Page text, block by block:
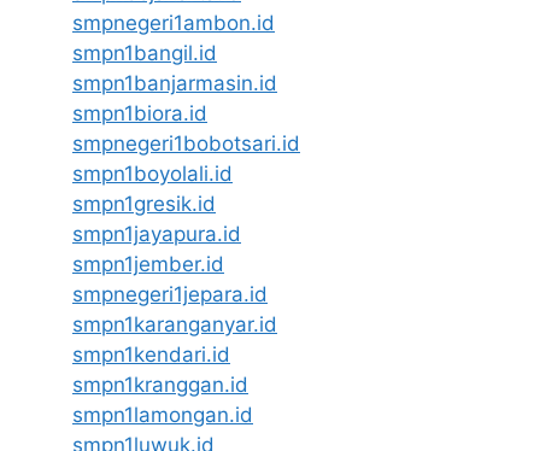
smpnegeri1ambon.id
smpn1bangil.id
smpn1banjarmasin.id
smpn1biora.id
smpnegeri1bobotsari.id
smpn1boyolali.id
smpn1gresik.id
smpn1jayapura.id
smpn1jember.id
smpnegeri1jepara.id
smpn1karanganyar.id
smpn1kendari.id
smpn1kranggan.id
smpn1lamongan.id
smpn1luwuk.id